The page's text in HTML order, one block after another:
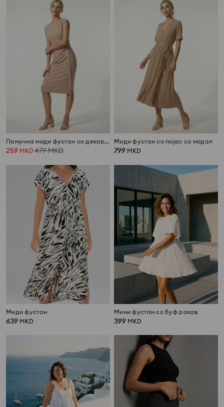
Памучна миди фустан со декоративно врзување и шлиц
259 MKD 479MKD
Миди фустан со појас со модал
799 MKD
Миди фустан
639 MKD
Мини фустан со буф ракав
399 MKD